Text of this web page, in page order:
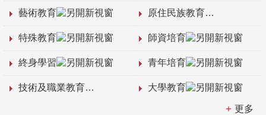
藝術教育 原住民族教育
特殊教育 師資培育
終身學習 青年培育
技術及職業教育 大學教育
更多